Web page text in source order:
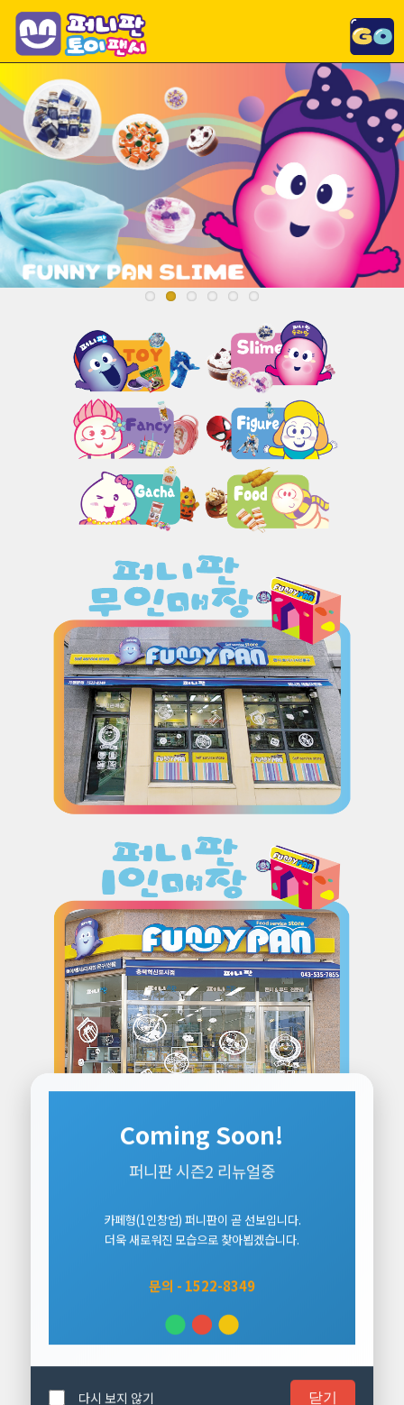
Coming Soon!
퍼니판 시즌2 리뉴얼중
카페형(1인창업) 퍼니판이 곧 선보입니다.
더욱 새로워진 모습으로 찾아뵙겠습니다.
문의 - 1522-8349
다시 보지 않기 닫기